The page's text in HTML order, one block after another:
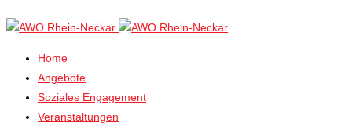
Home
Angebote
Soziales Engagement
Veranstaltungen